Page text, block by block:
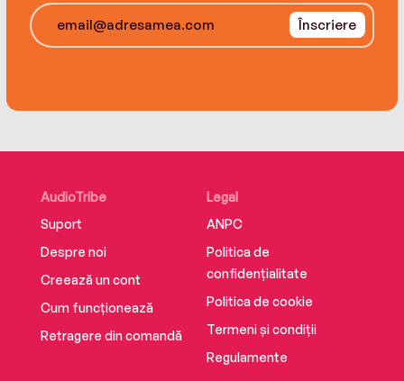
Înscriere
AudioTribe
Suport
Despre noi
Creează un cont
Cum funcționează
Retragere din comandă
Legal
ANPC
Politica de
confidențialitate
Politica de cookie
Termeni și condiții
Regulamente